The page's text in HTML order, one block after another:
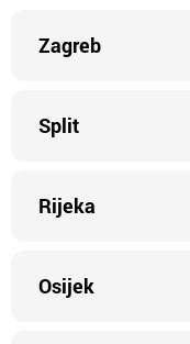
Zagreb
Split
Rijeka
Osijek